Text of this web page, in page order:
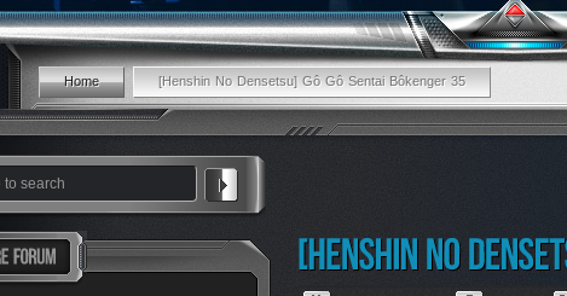
Home [Henshin No Densetsu] Gô Gô Sentai Bôkenger 35